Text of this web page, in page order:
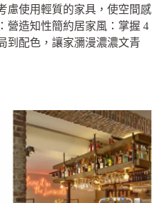
慮使用輕質的家具，使空間感
營造知性簡約居家風：掌握 4
到配色，讓家瀰漫濃濃文青